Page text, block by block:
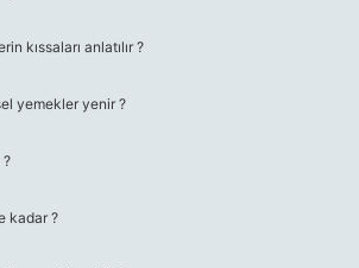
kıssaları anlatılır ?
yemekler yenir ?
?
kadar ?